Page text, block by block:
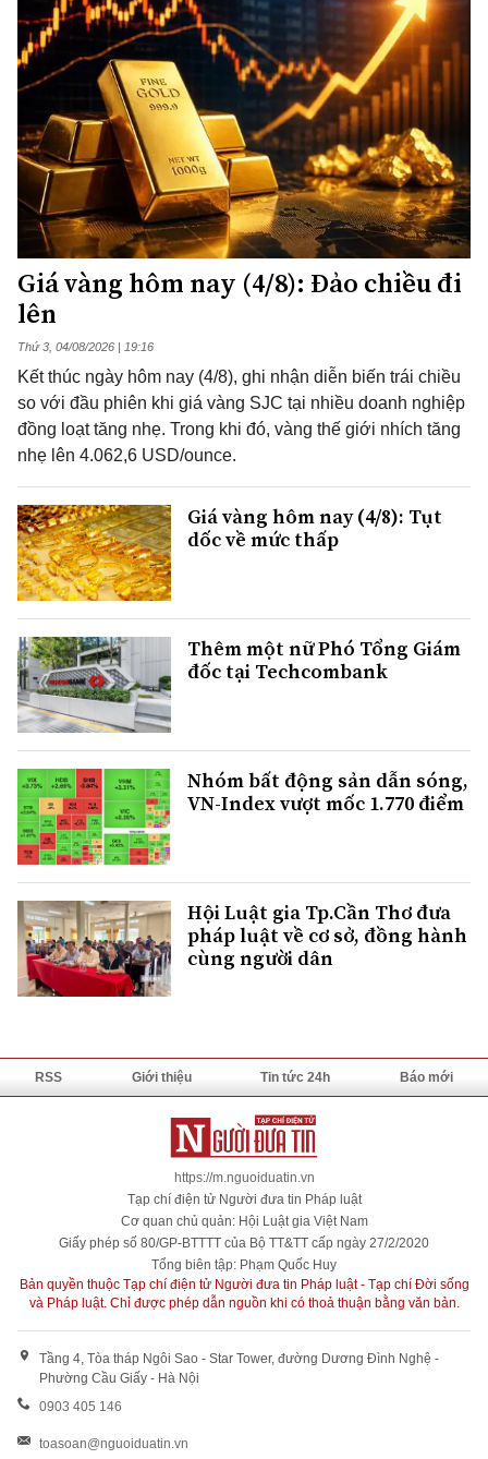
Giá vàng hôm nay (4/8): Đảo chiều đi
lên
Thứ 3, 04/08/2026 | 19:16
Kết thúc ngày hôm nay (4/8), ghi nhận diễn biến trái chiều
so với đầu phiên khi giá vàng SJC tại nhiều doanh nghiệp
đồng loạt tăng nhẹ. Trong khi đó, vàng thế giới nhích tăng
nhẹ lên 4.062,6 USD/ounce.
Giá vàng hôm nay (4/8): Tụt
dốc về mức thấp
Thêm một nữ Phó Tổng Giám
đốc tại Techcombank
Nhóm bất động sản dẫn sóng,
VN-Index vượt mốc 1.770 điểm
Hội Luật gia Tp.Cần Thơ đưa
pháp luật về cơ sở, đồng hành
cùng người dân
RSS Giới thiệu Tin tức 24h Báo mới
https://m.nguoiduatin.vn
Tạp chí điện tử Người đưa tin Pháp luật
Cơ quan chủ quản: Hội Luật gia Việt Nam
Giấy phép số 80/GP-BTTTT của Bộ TT&TT cấp ngày 27/2/2020
Tổng biên tập: Phạm Quốc Huy
Bản quyền thuộc Tạp chí điện tử Người đưa tin Pháp luật - Tạp chí Đời sống
và Pháp luật. Chỉ được phép dẫn nguồn khi có thoả thuận bằng văn bản.
Tầng 4, Tòa tháp Ngôi Sao - Star Tower, đường Dương Đình Nghệ -
Phường Cầu Giấy - Hà Nội
0903 405 146
toasoan@nguoiduatin.vn